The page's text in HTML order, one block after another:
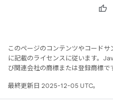
このページのコンテンツやコードサ
に記載のライセンスに従います。
び関連会社の商標または登録商標で
最終更新日 2025-12-05 UTC。